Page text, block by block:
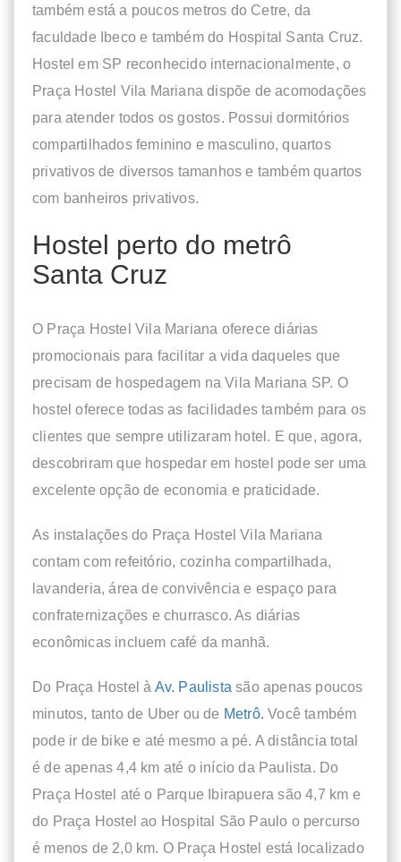
também está a poucos metros do Cetre, da
faculdade Ibeco e também do Hospital Santa Cruz.
Hostel em SP reconhecido internacionalmente, o
Praça Hostel Vila Mariana dispõe de acomodações
para atender todos os gostos. Possui dormitórios
compartilhados feminino e masculino, quartos
privativos de diversos tamanhos e também quartos
com banheiros privativos.
Hostel perto do metrô
Santa Cruz
O Praça Hostel Vila Mariana oferece diárias
promocionais para facilitar a vida daqueles que
precisam de hospedagem na Vila Mariana SP. O
hostel oferece todas as facilidades também para os
clientes que sempre utilizaram hotel. E que, agora,
descobriram que hospedar em hostel pode ser uma
excelente opção de economia e praticidade.
As instalações do Praça Hostel Vila Mariana
contam com refeitório, cozinha compartilhada,
lavanderia, área de convivência e espaço para
confraternizações e churrasco. As diárias
econômicas incluem café da manhã.
Do Praça Hostel à Av. Paulista são apenas poucos
minutos, tanto de Uber ou de Metrô. Você também
pode ir de bike e até mesmo a pé. A distância total
é de apenas 4,4 km até o início da Paulista. Do
Praça Hostel até o Parque Ibirapuera são 4,7 km e
do Praça Hostel ao Hospital São Paulo o percurso
é menos de 2,0 km. O Praça Hostel está localizado